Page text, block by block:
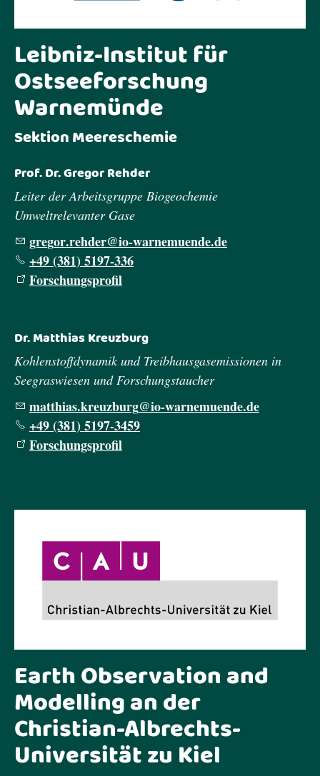
Leibniz-Institut für
Ostseeforschung
Warnemünde
Sektion Meereschemie
Prof. Dr. Gregor Rehder
Leiter der Arbeitsgruppe Biogeochemie
Umweltrelevanter Gase
gr g rr hd r -w rn m nd d
+49 (381) 5197-336
Forschungsprofil
Dr. Matthias Kreuzburg
Kohlenstoffdynamik und Treibhausgasemissionen in
Seegraswiesen und Forschungstaucher
m tth skr zb rg -w rn m nd d
+49 (381) 5197-3459
Forschungsprofil
Earth Observation and
Modelling an der
Christian-Albrechts-
Universität zu Kiel